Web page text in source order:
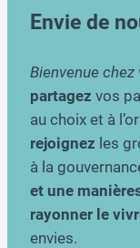
Envie de
Bienvenue chez
partagez vos
au choix et à
rejoignez les
à la
et une
rayonner le
envies.